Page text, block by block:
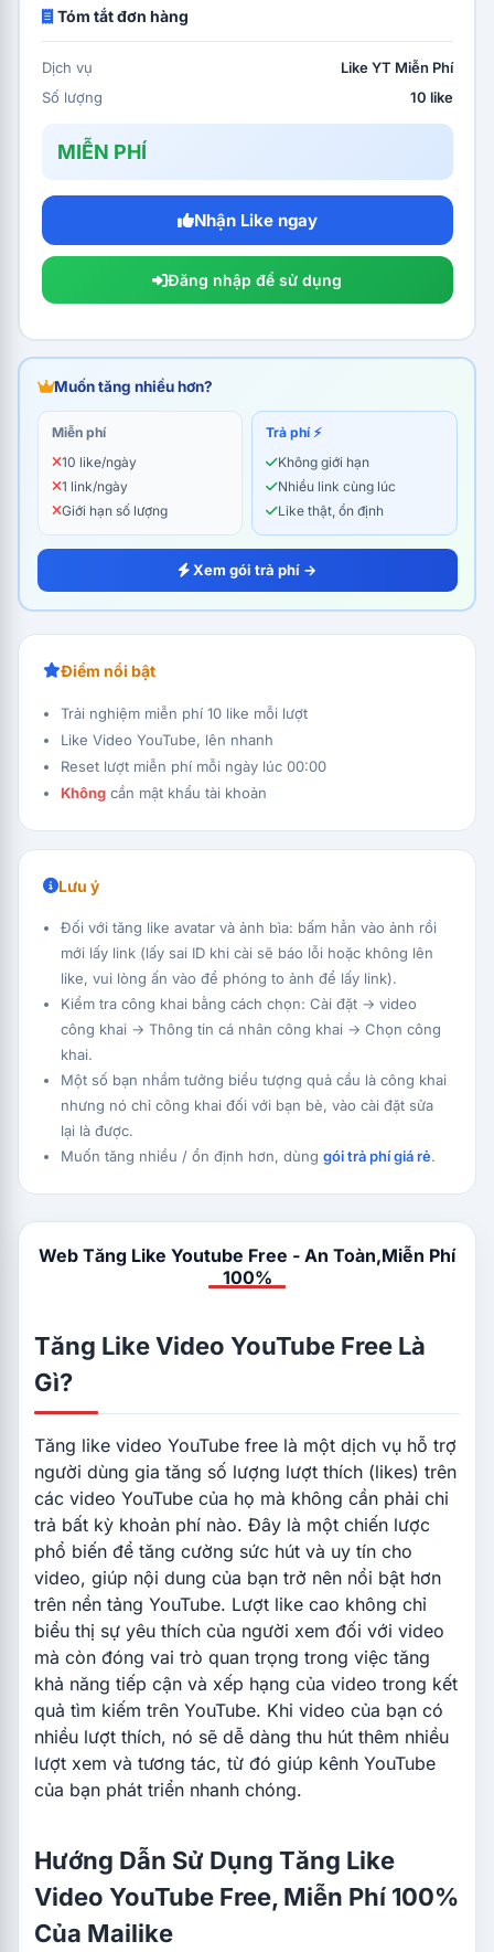
Tóm tắt đơn hàng
Dịch vụ
Like YT Miễn Phí
Số lượng
10 like
MIỄN PHÍ
Nhận Like ngay
Đăng nhập để sử dụng
Muốn tăng nhiều hơn?
Miễn phí
10 like/ngày
1 link/ngày
Giới hạn số lượng
Trả phí ⚡
Không giới hạn
Nhiều link cùng lúc
Like thật, ổn định
Xem gói trả phí →
Điểm nổi bật
Trải nghiệm miễn phí 10 like mỗi lượt
Like Video YouTube, lên nhanh
Reset lượt miễn phí mỗi ngày lúc 00:00
Không cần mật khẩu tài khoản
Lưu ý
Đối với tăng like avatar và ảnh bìa: bấm hẳn vào ảnh rồi
mới lấy link (lấy sai ID khi cài sẽ báo lỗi hoặc không lên
like, vui lòng ấn vào để phóng to ảnh để lấy link).
Kiểm tra công khai bằng cách chọn: Cài đặt → video
công khai → Thông tin cá nhân công khai → Chọn công
khai.
Một số bạn nhầm tưởng biểu tượng quả cầu là công khai
nhưng nó chỉ công khai đối với bạn bè, vào cài đặt sửa
lại là được.
Muốn tăng nhiều / ổn định hơn, dùng gói trả phí giá rẻ.
Web Tăng Like Youtube Free - An Toàn,Miễn Phí
100%
Tăng Like Video YouTube Free Là
Gì?
Tăng like video YouTube free là một dịch vụ hỗ trợ
người dùng gia tăng số lượng lượt thích (likes) trên
các video YouTube của họ mà không cần phải chi
trả bất kỳ khoản phí nào. Đây là một chiến lược
phổ biến để tăng cường sức hút và uy tín cho
video, giúp nội dung của bạn trở nên nổi bật hơn
trên nền tảng YouTube. Lượt like cao không chỉ
biểu thị sự yêu thích của người xem đối với video
mà còn đóng vai trò quan trọng trong việc tăng
khả năng tiếp cận và xếp hạng của video trong kết
quả tìm kiếm trên YouTube. Khi video của bạn có
nhiều lượt thích, nó sẽ dễ dàng thu hút thêm nhiều
lượt xem và tương tác, từ đó giúp kênh YouTube
của bạn phát triển nhanh chóng.
Hướng Dẫn Sử Dụng Tăng Like
Video YouTube Free, Miễn Phí 100%
Của Mailike